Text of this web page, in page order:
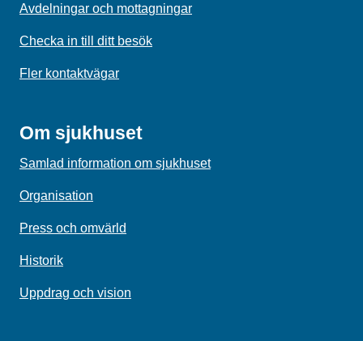
Avdelningar och mottagningar
Checka in till ditt besök
Fler kontaktvägar
Om sjukhuset
Samlad information om sjukhuset
Organisation
Press och omvärld
Historik
Uppdrag och vision